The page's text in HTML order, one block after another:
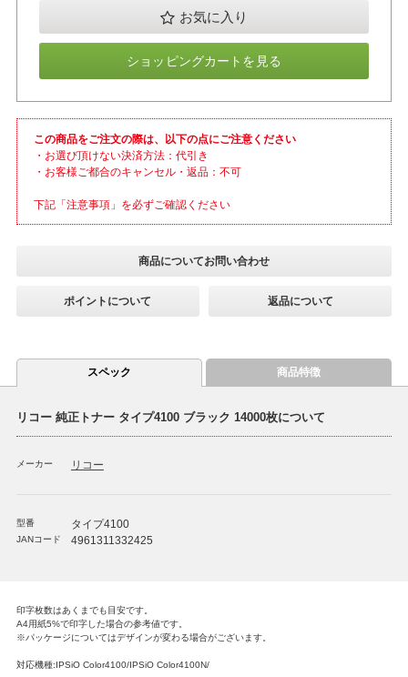
お気に入り
ショッピングカートを見る
この商品をご注文の際は、以下の点にご注意ください
・お選び頂けない決済方法：代引き
・お客様ご都合のキャンセル・返品：不可
下記「注意事項」を必ずご確認ください
商品についてお問い合わせ
ポイントについて 返品について
スペック 商品特徴
リコー 純正トナー タイプ4100 ブラック 14000枚について
メーカー リコー
型番 タイプ4100
JANコード 4961311332425
印字枚数はあくまでも目安です。
A4用紙5%で印字した場合の参考値です。
※パッケージについてはデザインが変わる場合がございます。
対応機種:IPSiO Color4100/IPSiO Color4100N/